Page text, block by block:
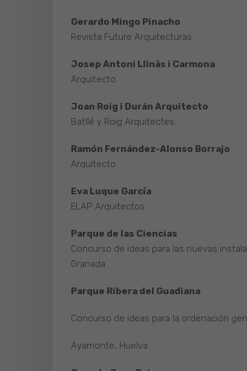
Gerardo Mingo Pinacho
Revista Future Arquitecturas.
Josep Antoni Llinàs i Carmona
Arquitecto.
Joan Roig i Durán Arquitecto
Batllé y Roig Arquitectes.
Ramón Fernández-Alonso Borrajo
Arquitecto.
Eva Luque García
ELAP Arquitectos.
Parque de las Ciencias
Concurso de ideas para las nuevas
Granada
Parque Ribera del Guadiana
Concurso de ideas para la ordenación
Ayamonte, Huelva